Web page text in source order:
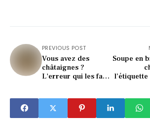
PREVIOUS POST
Vous avez des
châtaignes ?
L'erreur qui les fait
Soupe en
l’étiquette